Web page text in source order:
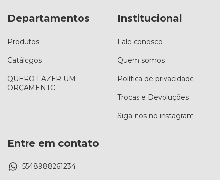
Departamentos
Produtos
Catálogos
QUERO FAZER UM
ORÇAMENTO
Institucional
Fale conosco
Quem somos
Política de privacidade
Trocas e Devoluções
Siga-nos no instagram
Entre em contato
5548988261234